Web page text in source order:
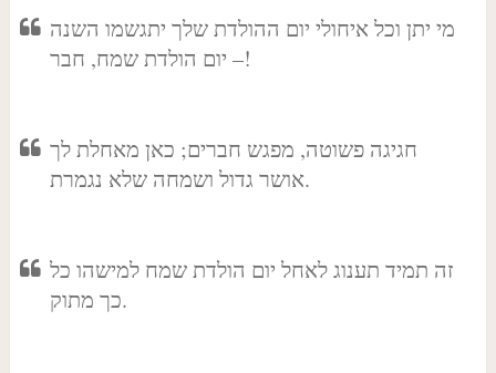
מי יתן וכל איחולי יום ההולדת שלך יתגשמו השנה
– יום הולדת שמח, חבר!
חגיגה פשוטה, מפגש חברים; כאן מאחלת לך
אושר גדול ושמחה שלא נגמרת.
זה תמיד תענוג לאחל יום הולדת שמח למישהו כל
כך מתוק.